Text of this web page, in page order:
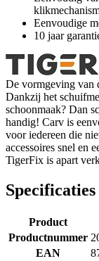
Eenvoudige
10 jaar
De vormgeving van
Dankzij het
schoonmaak? Dan
handig! Carv is
voor iedereen die
accessoires snel en
TigerFix is apart
Specificaties
Product
Productnummer
EAN